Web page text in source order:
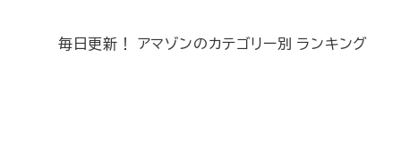
毎日更新！ アマゾンのカテゴリー別 ランキング